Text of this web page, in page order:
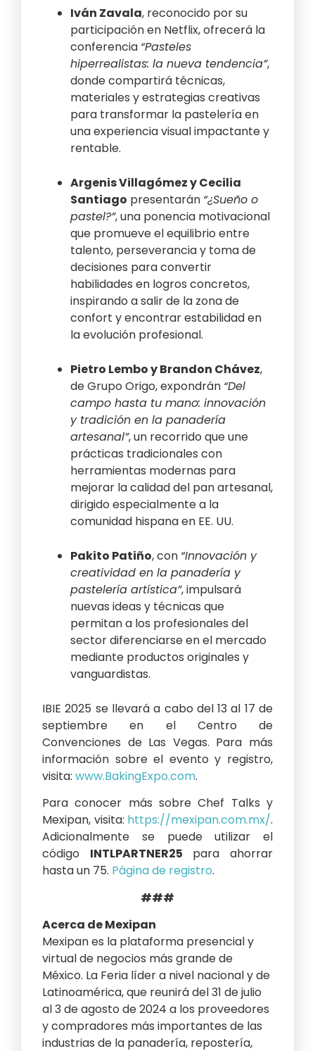
Iván Zavala, reconocido por su
participación en Netflix, ofrecerá la
conferencia “Pasteles
hiperrealistas: la nueva tendencia”,
donde compartirá técnicas,
materiales y estrategias creativas
para transformar la pastelería en
una experiencia visual impactante y
rentable.
Argenis Villagómez y Cecilia
Santiago presentarán “¿Sueño o
pastel?”, una ponencia motivacional
que promueve el equilibrio entre
talento, perseverancia y toma de
decisiones para convertir
habilidades en logros concretos,
inspirando a salir de la zona de
confort y encontrar estabilidad en
la evolución profesional.
Pietro Lembo y Brandon Chávez,
de Grupo Origo, expondrán “Del
campo hasta tu mano: innovación
y tradición en la panadería
artesanal”, un recorrido que une
prácticas tradicionales con
herramientas modernas para
mejorar la calidad del pan artesanal,
dirigido especialmente a la
comunidad hispana en EE. UU.
Pakito Patiño, con “Innovación y
creatividad en la panadería y
pastelería artística”, impulsará
nuevas ideas y técnicas que
permitan a los profesionales del
sector diferenciarse en el mercado
mediante productos originales y
vanguardistas.
IBIE 2025 se llevará a cabo del 13 al 17 de
septiembre en el Centro de
Convenciones de Las Vegas. Para más
información sobre el evento y registro,
visita: www.BakingExpo.com.
Para conocer más sobre Chef Talks y
Mexipan, visita: https://mexipan.com.mx/.
Adicionalmente se puede utilizar el
código INTLPARTNER25 para ahorrar
hasta un 75. Página de registro.
###
Acerca de Mexipan
Mexipan es la plataforma presencial y
virtual de negocios más grande de
México. La Feria líder a nivel nacional y de
Latinoamérica, que reunirá del 31 de julio
al 3 de agosto de 2024 a los proveedores
y compradores más importantes de las
industrias de la panadería, repostería,